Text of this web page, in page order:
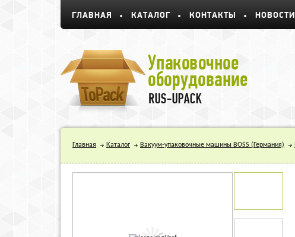
ГЛАВНАЯ КАТАЛОГ КОНТАКТЫ НОВОСТИ
Главная Каталог Вакуум-упаковочные машины BOSS (Германия)